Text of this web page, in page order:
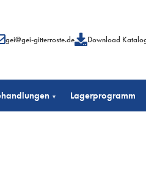
gei@gei-gitterroste.de Download
▾ Lagerprogramm